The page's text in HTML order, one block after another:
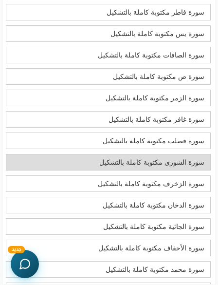
سورة فاطر مكتوبة كاملة بالتشكيل
سورة يس مكتوبة كاملة بالتشكيل
سورة الصافات مكتوبة كاملة بالتشكيل
سورة ص مكتوبة كاملة بالتشكيل
سورة الزمر مكتوبة كاملة بالتشكيل
سورة غافر مكتوبة كاملة بالتشكيل
سورة فصلت مكتوبة كاملة بالتشكيل
سورة الشورى مكتوبة كاملة بالتشكيل
سورة الزخرف مكتوبة كاملة بالتشكيل
سورة الدخان مكتوبة كاملة بالتشكيل
سورة الجاثية مكتوبة كاملة بالتشكيل
سورة الأحقاف مكتوبة كاملة بالتشكيل
سورة محمد مكتوبة كاملة بالتشكيل
جديد